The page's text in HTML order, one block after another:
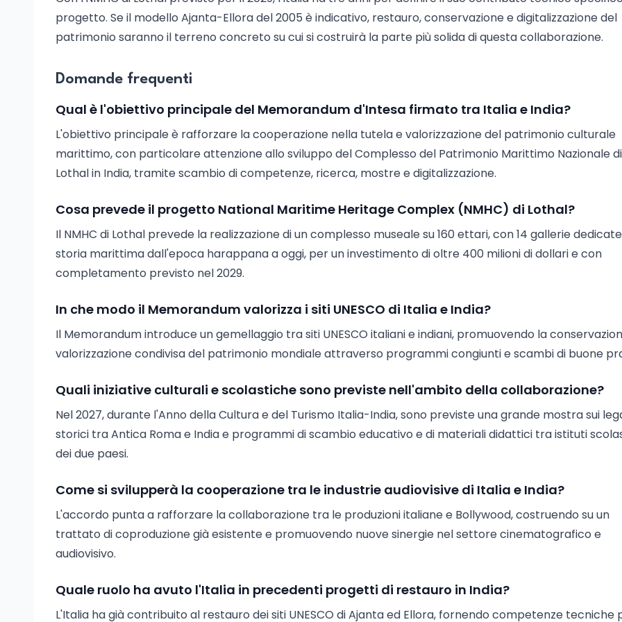
progetto. Se il modello Ajanta-Ellora del 2005 è indicativo, restauro, conservazione e digitalizzazione del
patrimonio saranno il terreno concreto su cui si costruirà la parte più solida di questa collaborazione.
Domande frequenti
Qual è l'obiettivo principale del Memorandum d'Intesa firmato tra Italia e India?
L'obiettivo principale è rafforzare la cooperazione nella tutela e valorizzazione del patrimonio culturale
marittimo, con particolare attenzione allo sviluppo del Complesso del Patrimonio Marittimo Nazionale di
Lothal in India, tramite scambio di competenze, ricerca, mostre e digitalizzazione.
Cosa prevede il progetto National Maritime Heritage Complex (NMHC) di Lothal?
Il NMHC di Lothal prevede la realizzazione di un complesso museale su 160 ettari, con 14 gallerie
storia marittima dall'epoca harappana a oggi, per un investimento di oltre 400 milioni di dollari e con
completamento previsto nel 2029.
In che modo il Memorandum valorizza i siti UNESCO di Italia e India?
Il Memorandum introduce un gemellaggio tra siti UNESCO italiani e indiani, promuovendo la
valorizzazione condivisa del patrimonio mondiale attraverso programmi congiunti e scambi di buone
Quali iniziative culturali e scolastiche sono previste nell'ambito della collaborazione?
Nel 2027, durante l'Anno della Cultura e del Turismo Italia-India, sono previste una grande mostra sui
storici tra Antica Roma e India e programmi di scambio educativo e di materiali didattici tra istituti
dei due paesi.
Come si svilupperà la cooperazione tra le industrie audiovisive di Italia e India?
L'accordo punta a rafforzare la collaborazione tra le produzioni italiane e Bollywood, costruendo su un
trattato di coproduzione già esistente e promuovendo nuove sinergie nel settore cinematografico e
audiovisivo.
Quale ruolo ha avuto l'Italia in precedenti progetti di restauro in India?
L'Italia ha già contribuito al restauro dei siti UNESCO di Ajanta ed Ellora, fornendo competenze tecniche